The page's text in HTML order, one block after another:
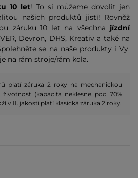
10 let! To si můžeme dovolit jen
našich produktů jistí! Rovněž
záruku 10 let na všechna jízdní
Devron, DHS, Kreativ a také na
se na naše produkty i Vy.
na rám stroje/rám kola.
platí záruka 2 roky na mechanickou
(kapacita neklesne pod 70%
v II. jakosti platí klasická záruka 2 roky.